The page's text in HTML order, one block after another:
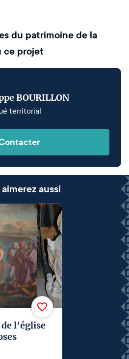
du patrimoine de la
ce projet
BOURILLON
territorial
aussi
l'église